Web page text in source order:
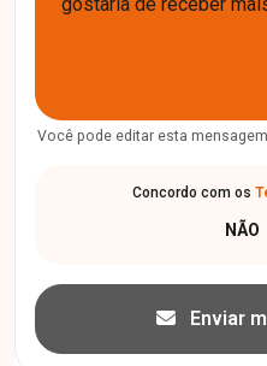
Você pode editar esta
Concordo com os
Enviar